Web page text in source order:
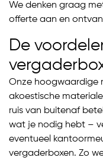
We denken graag
offerte aan en
De
Onze hoogwaardige
akoestische
ruis van buitenaf
wat je nodig hebt –
eventueel
vergaderboxen. Zo